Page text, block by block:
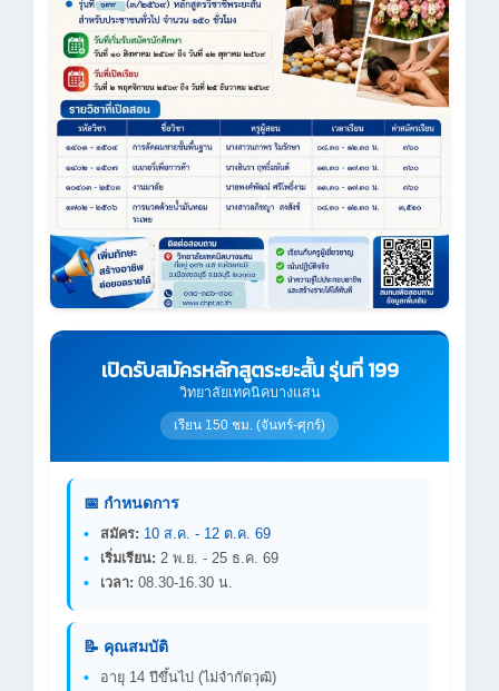
เปิดรับสมัครหลักสูตระยะสั้น รุ่นที่ 199
วิทยาลัยเทคนิคบางแสน
เรียน 150 ชม. (จันทร์-ศุกร์)
📅 กำหนดการ
สมัคร: 10 ส.ค. - 12 ต.ค. 69
เริ่มเรียน: 2 พ.ย. - 25 ธ.ค. 69
เวลา: 08.30-16.30 น.
📝 คุณสมบัติ
อายุ 14 ปีขึ้นไป (ไม่จำกัดวุฒิ)